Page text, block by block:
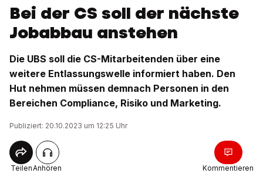
Bei der CS soll der nächste
Jobabbau anstehen
Die UBS soll die CS-Mitarbeitenden über eine
weitere Entlassungswelle informiert haben. Den
Hut nehmen müssen demnach Personen in den
Bereichen Compliance, Risiko und Marketing.
Publiziert: 20.10.2023 um 12:25 Uhr
TeilenAnhören Kommentieren